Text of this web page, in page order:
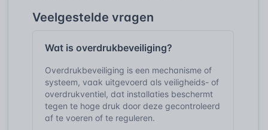
Veelgestelde vragen
Wat is overdrukbeveiliging?
Overdrukbeveiliging is een mechanisme of
systeem, vaak uitgevoerd als veiligheids- of
overdrukventiel, dat installaties beschermt
tegen te hoge druk door deze gecontroleerd
af te voeren of te reguleren.